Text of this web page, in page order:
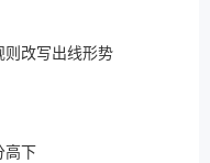
改写出线形势
高下